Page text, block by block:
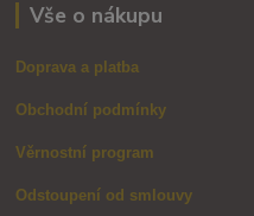
Vše o nákupu
Doprava a platba
Obchodní podmínky
Věrnostní program
Odstoupení od smlouvy